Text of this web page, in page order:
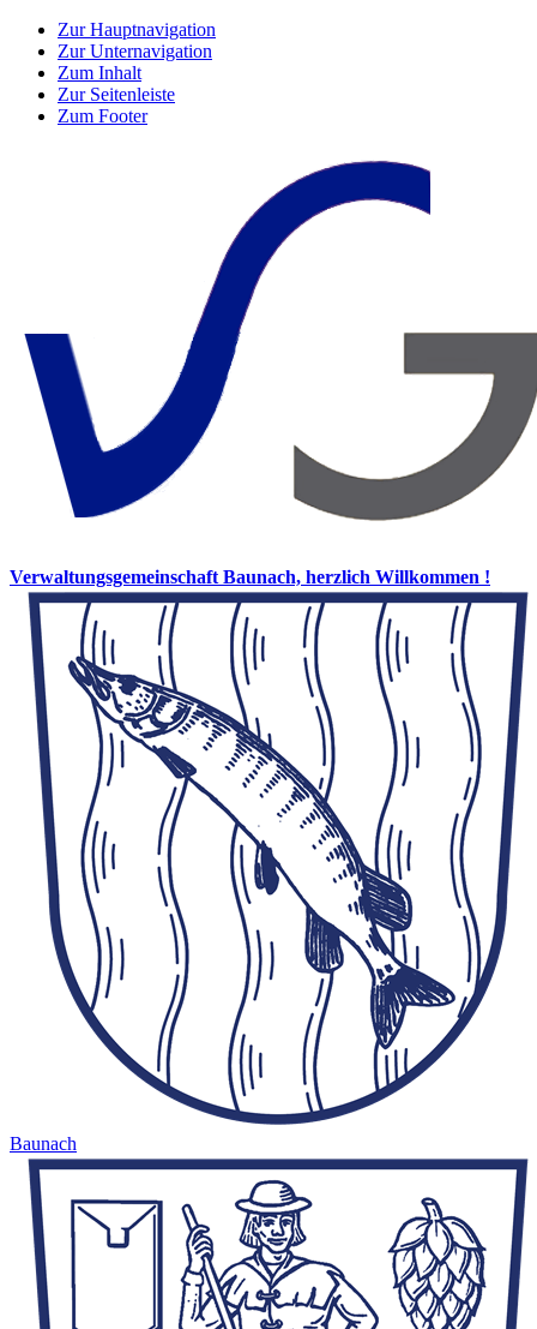
Zur Hauptnavigation
Zur Unternavigation
Zum Inhalt
Zur Seitenleiste
Zum Footer
Verwaltungsgemeinschaft Baunach, herzlich Willkommen !
Baunach